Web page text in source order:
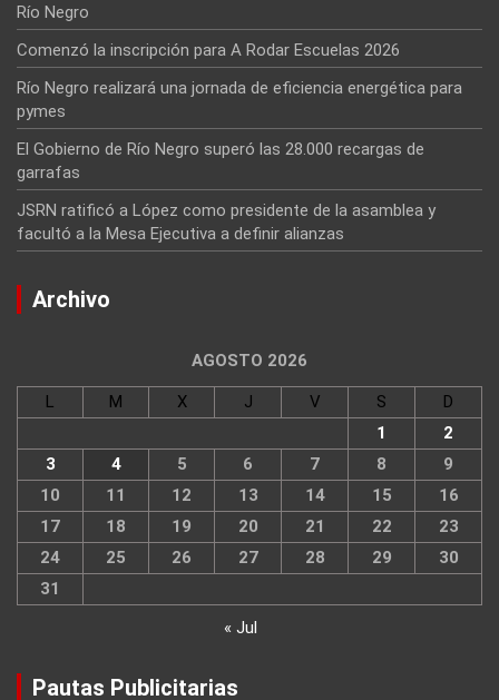
Río Negro
Comenzó la inscripción para A Rodar Escuelas 2026
Río Negro realizará una jornada de eficiencia energética para
pymes
El Gobierno de Río Negro superó las 28.000 recargas de
garrafas
JSRN ratificó a López como presidente de la asamblea y
facultó a la Mesa Ejecutiva a definir alianzas
Archivo
AGOSTO 2026
L M X J V S
D
1
2
3
4 5 6 7 8
9
10
11 12 13 14 15
16
17
18 19 20 21 22
23
24
25 26 27 28 29
30
31
« Jul
Pautas Publicitarias